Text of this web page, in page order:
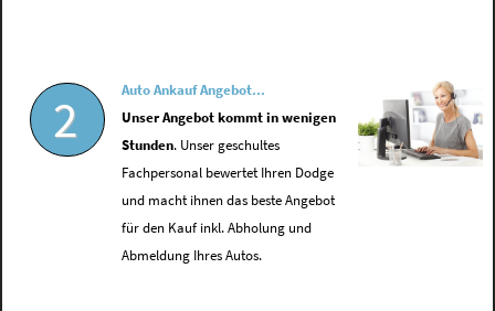
2
Auto Ankauf Angebot...
Unser Angebot kommt in wenigen
Stunden. Unser geschultes
Fachpersonal bewertet Ihren Dodge
und macht ihnen das beste Angebot
für den Kauf inkl. Abholung und
Abmeldung Ihres Autos.